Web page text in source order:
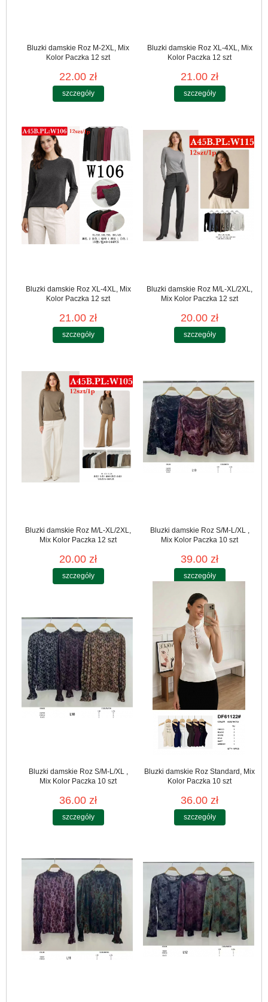
Bluzki damskie Roz M-2XL, Mix
Kolor Paczka 12 szt
22.00 zł
szczegóły
Bluzki damskie Roz XL-4XL, Mix
Kolor Paczka 12 szt
21.00 zł
szczegóły
Bluzki damskie Roz XL-4XL, Mix
Kolor Paczka 12 szt
21.00 zł
szczegóły
Bluzki damskie Roz M/L-XL/2XL,
Mix Kolor Paczka 12 szt
20.00 zł
szczegóły
Bluzki damskie Roz M/L-XL/2XL,
Mix Kolor Paczka 12 szt
20.00 zł
szczegóły
Bluzki damskie Roz S/M-L/XL ,
Mix Kolor Paczka 10 szt
39.00 zł
szczegóły
Bluzki damskie Roz S/M-L/XL ,
Mix Kolor Paczka 10 szt
36.00 zł
szczegóły
Bluzki damskie Roz Standard, Mix
Kolor Paczka 10 szt
36.00 zł
szczegóły